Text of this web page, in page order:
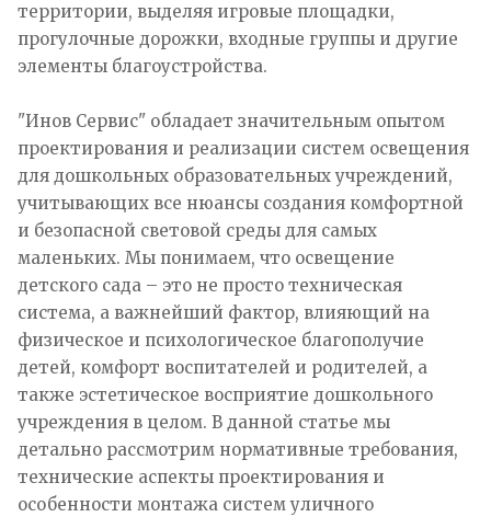
территории, выделяя игровые площадки,
прогулочные дорожки, входные группы и другие
элементы благоустройства.
"Инов Сервис" обладает значительным опытом
проектирования и реализации систем освещения
для дошкольных образовательных учреждений,
учитывающих все нюансы создания комфортной
и безопасной световой среды для самых
маленьких. Мы понимаем, что освещение
детского сада – это не просто техническая
система, а важнейший фактор, влияющий на
физическое и психологическое благополучие
детей, комфорт воспитателей и родителей, а
также эстетическое восприятие дошкольного
учреждения в целом. В данной статье мы
детально рассмотрим нормативные требования,
технические аспекты проектирования и
особенности монтажа систем уличного